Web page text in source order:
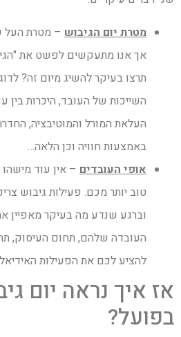
מטרת יום הגיבוש – מטרת העל
אך אנו מתעקשים לפשט את
תרצו בעיקר להשיג מיום זה?
השייכות של העובד, היכרות בין
העלאת המורל והמוטיבציה,
באמצעות חוויה וכן הלאה…
אופי העובדים – אין עוד
טוב יותר מכם. פעילות גיבוש
וברגע שנדע מה בעיקר מאפיין
העובדה שלהם, תחום העיסוק,
להציע לכם את הפעילות
אז איך נראה יום
בפועל?